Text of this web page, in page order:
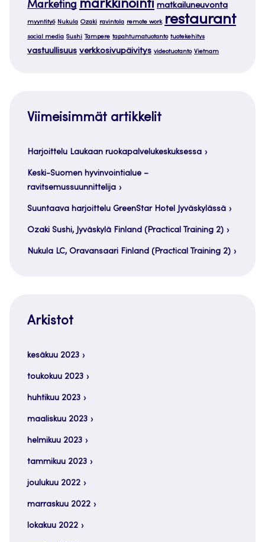
Marketing markkinointi matkailuneuvonta
myyntityö Nukula Ozaki ravintola remote work restaurant
social media Sushi Tampere tapahtumatuotanto tuotekehitys
vastuullisuus verkkosivupäivitys videotuotanto Vietnam
Viimeisimmät artikkelit
Harjoittelu Laukaan ruokapalvelukeskuksessa
Keski-Suomen hyvinvointialue –
ravitsemussuunnittelija
Suuntaava harjoittelu GreenStar Hotel Jyväskylässä
Ozaki Sushi, Jyväskylä Finland (Practical Training 2)
Nukula LC, Oravansaari Finland (Practical Training 2)
Arkistot
kesäkuu 2023
toukokuu 2023
huhtikuu 2023
maaliskuu 2023
helmikuu 2023
tammikuu 2023
joulukuu 2022
marraskuu 2022
lokakuu 2022